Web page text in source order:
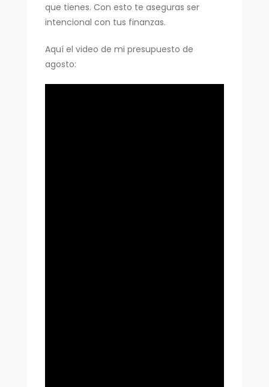
que tienes. Con esto te aseguras ser
intencional con tus finanzas.
Aquí el video de mi presupuesto de
agosto: